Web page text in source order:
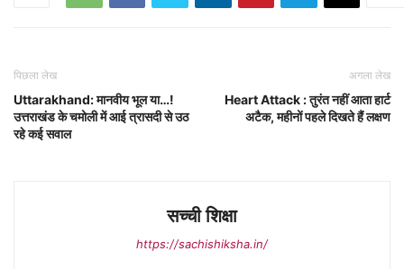
पिछला लेख
Uttarakhand: मानवीय भूल या…!
उत्तराखंड के चमोली में आई त्रासदी से उठ
रहे कई सवाल
अगला लेख
Heart Attack : तुरंत नहीं आता हार्ट
अटैक, महीनों पहले दिखते हैं लक्षण
सच्ची शिक्षा
https://sachishiksha.in/